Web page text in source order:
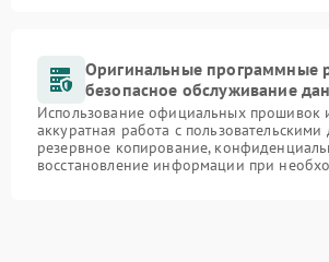
Оригинальные программные
безопасное обслуживание
Использование официальных прошивок
аккуратная работа с
резервное копирование,
восстановление информации при